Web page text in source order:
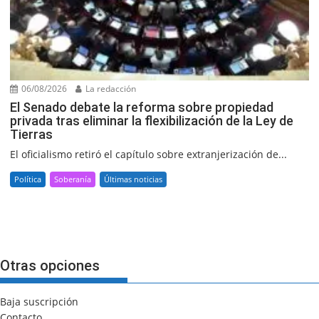
06/08/2026 La redacción
El Senado debate la reforma sobre propiedad
privada tras eliminar la flexibilización de la Ley de
Tierras
El oficialismo retiró el capítulo sobre extranjerización de...
Política Soberanía Últimas noticias
Otras opciones
Baja suscripción